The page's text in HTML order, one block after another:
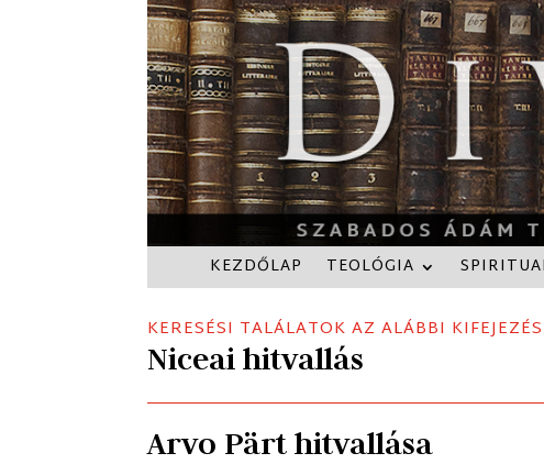
KEZDŐLAP TEOLÓGIA
KERESÉSI TALÁLATOK AZ ALÁBBI
Niceai hitvallás
Arvo Pärt hitvallása